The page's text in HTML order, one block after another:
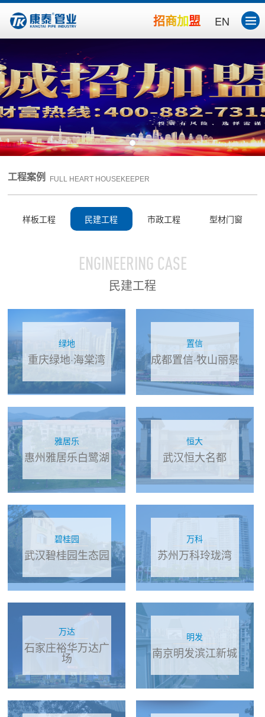
EN
招商加盟
工程案例 FULL HEART HOUSEKEEPER
样板工程 民建工程 市政工程 型材门窗
ENGINEERING CASE
民建工程
绿地
重庆绿地·海棠湾
置信
成都置信·牧山丽景
雅居乐
惠州雅居乐白鹭湖
恒大
武汉恒大名都
碧桂园
武汉碧桂园生态园
万科
苏州万科玲珑湾
万达
石家庄裕华万达广
场
明发
南京明发滨江新城